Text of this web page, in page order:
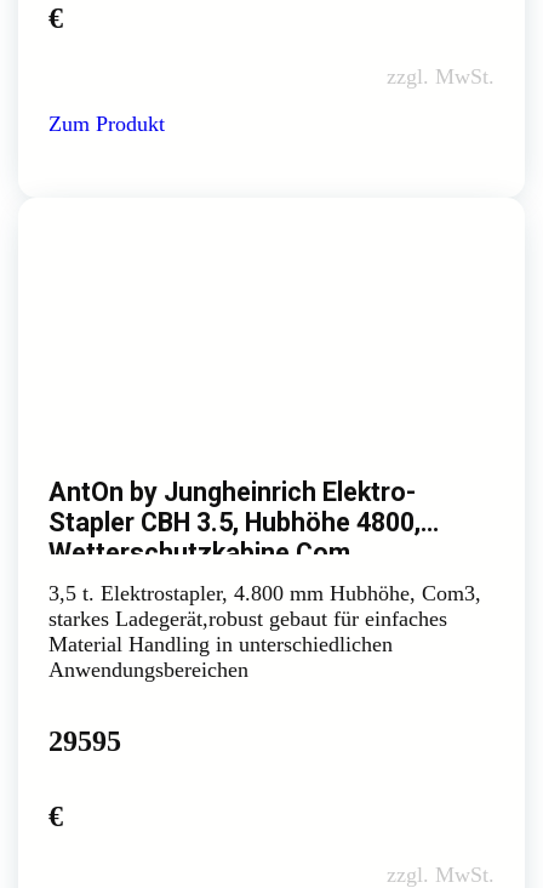
€
zzgl. MwSt.
Zum Produkt
AntOn by Jungheinrich Elektro-
Stapler CBH 3.5, Hubhöhe 4800,
Wetterschutzkabine Com
3,5 t. Elektrostapler, 4.800 mm Hubhöhe, Com3,
starkes Ladegerät,robust gebaut für einfaches
Material Handling in unterschiedlichen
Anwendungsbereichen
29595
€
zzgl. MwSt.